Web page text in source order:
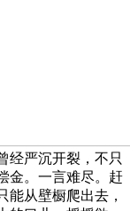
经严沉开裂，不只
金。一言难尽。赶
能从壁橱爬出去，